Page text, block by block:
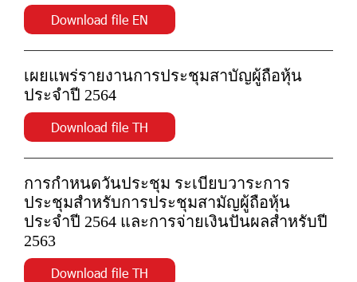
Download file EN
เผยแพร่รายงานการประชุมสาบัญผู้ถือหุ้น
ประจำปี 2564
Download file TH
การกำหนดวันประชุม ระเบียบวาระการ
ประชุมสำหรับการประชุมสามัญผู้ถือหุ้น
ประจำปี 2564 และการจ่ายเงินปันผลสำหรับปี
2563
Download file TH